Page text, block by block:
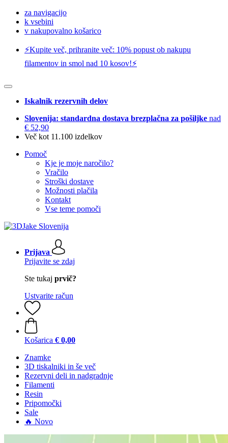
za navigacijo
k vsebini
v nakupovalno košarico
⚡️Kupite več, prihranite več: 10% popust ob nakupu
filamentov in smol nad 10 kosov!⚡️
Iskalnik rezervnih delov
Slovenija: standardna dostava brezplačna za pošiljke nad
€ 52,90
Več kot 11.100 izdelkov
Pomoč
Kje je moje naročilo?
Vračilo
Stroški dostave
Možnosti plačila
Kontakt
Vse teme pomoči
Prijava
Prijavite se zdaj
Ste tukaj prvič?
Ustvarite račun
Košarica € 0,00
Znamke
3D tiskalniki in še več
Rezervni deli in nadgradnje
Filamenti
Resin
Pripomočki
Sale
🔥 Novo